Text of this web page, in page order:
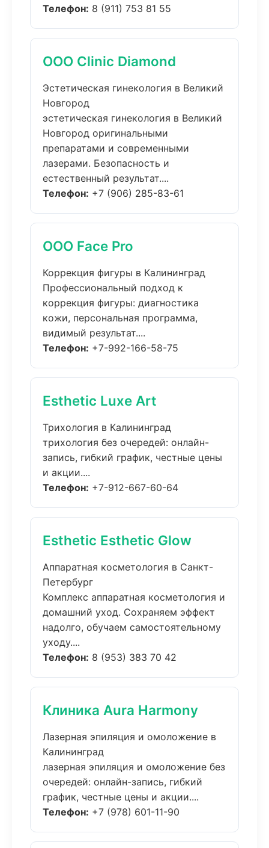
Телефон: 8 (911) 753 81 55
ООО Clinic Diamond
Эстетическая гинекология в Великий
Новгород
эстетическая гинекология в Великий
Новгород оригинальными
препаратами и современными
лазерами. Безопасность и
естественный результат....
Телефон: +7 (906) 285-83-61
ООО Face Pro
Коррекция фигуры в Калининград
Профессиональный подход к
коррекция фигуры: диагностика
кожи, персональная программа,
видимый результат....
Телефон: +7-992-166-58-75
Esthetic Luxe Art
Трихология в Калининград
трихология без очередей: онлайн-
запись, гибкий график, честные цены
и акции....
Телефон: +7-912-667-60-64
Esthetic Esthetic Glow
Аппаратная косметология в Санкт-
Петербург
Комплекс аппаратная косметология и
домашний уход. Сохраняем эффект
надолго, обучаем самостоятельному
уходу....
Телефон: 8 (953) 383 70 42
Клиника Aura Harmony
Лазерная эпиляция и омоложение в
Калининград
лазерная эпиляция и омоложение без
очередей: онлайн-запись, гибкий
график, честные цены и акции....
Телефон: +7 (978) 601-11-90